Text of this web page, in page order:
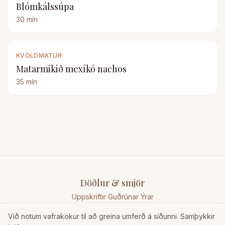
Blómkálssúpa
30 mín
KVÖLDMATUR
Matarmikið mexíkó nachos
35 mín
Döðlur & smjör
Uppskriftir Guðrúnar Ýrar
Við notum vafrakökur til að greina umferð á síðunni. Samþykkir